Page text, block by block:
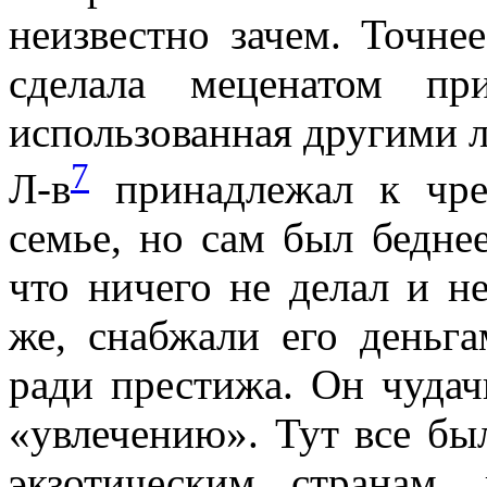
неизвестно зачем.
сделала меценатом
использованная другими
Л-в7
принадлежал к
семье, но сам был
что ничего не делал и
же, снабжали его
ради престижа. Он
«увлечению». Тут все